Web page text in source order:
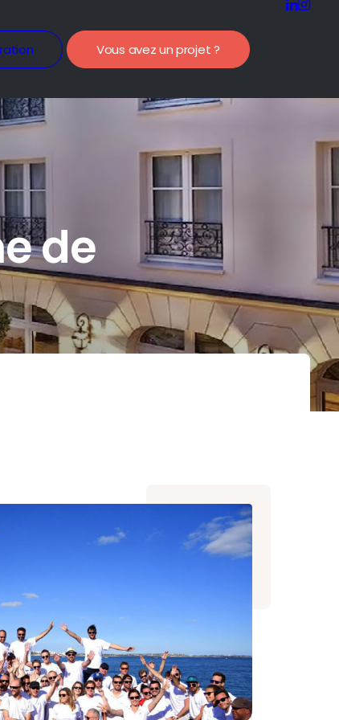
Vous avez un projet ?
de